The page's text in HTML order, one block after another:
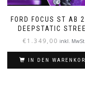
FORD FOCUS ST AB
DEEPSTATIC
€1.349,00 inkl. MwSt.
IN DEN